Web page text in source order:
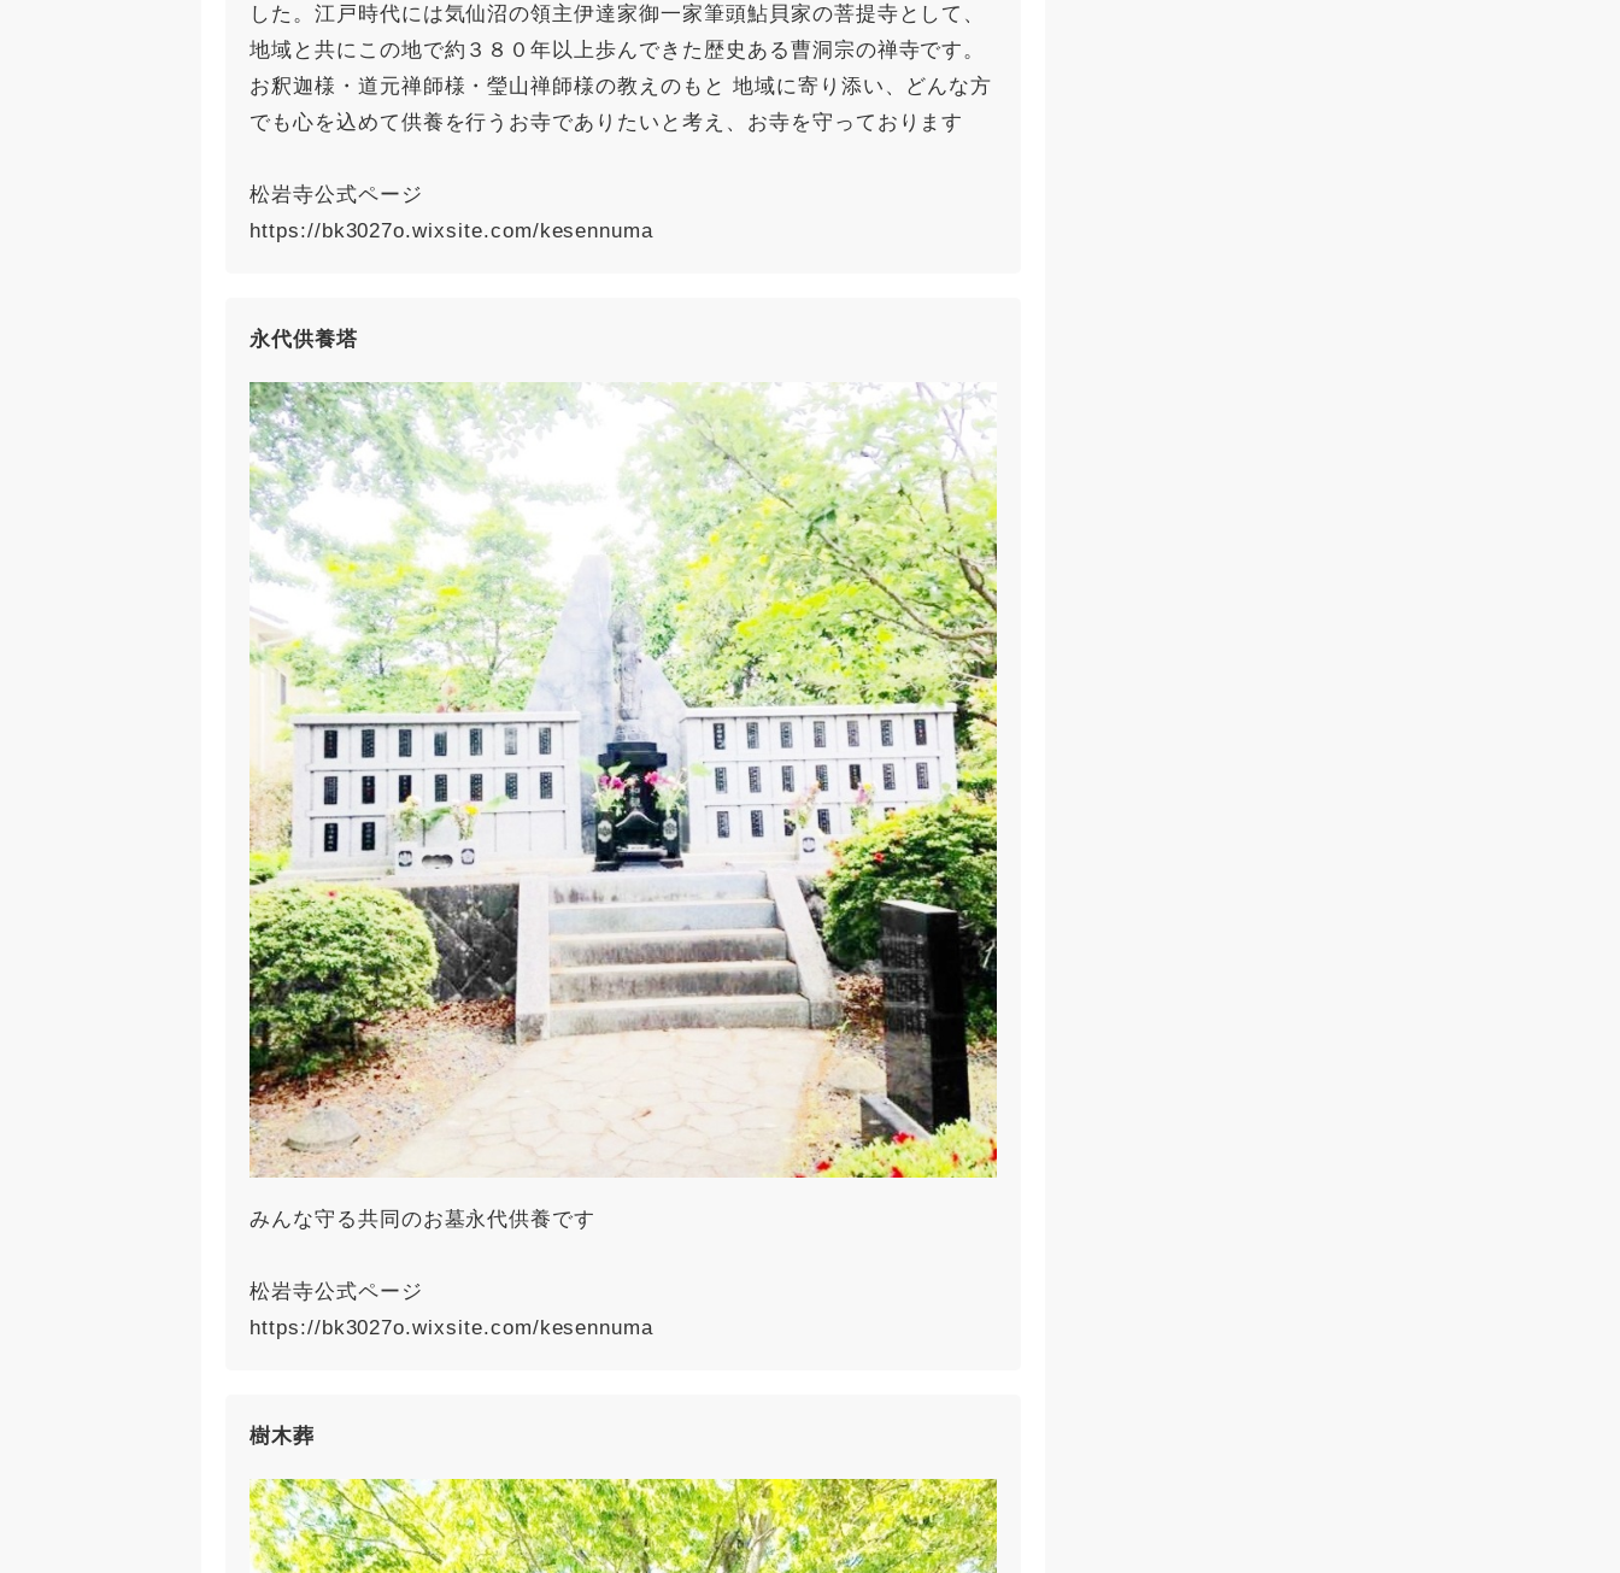
した。江戸時代には気仙沼の領主伊達家御一家筆頭鮎貝家の菩提寺として、
地域と共にこの地で約３８０年以上歩んできた歴史ある曹洞宗の禅寺です。
お釈迦様・道元禅師様・瑩山禅師様の教えのもと 地域に寄り添い、どんな方
でも心を込めて供養を行うお寺でありたいと考え、お寺を守っております
松岩寺公式ページ
https://bk3027o.wixsite.com/kesennuma
永代供養塔
みんな守る共同のお墓永代供養です
松岩寺公式ページ
https://bk3027o.wixsite.com/kesennuma
樹木葬